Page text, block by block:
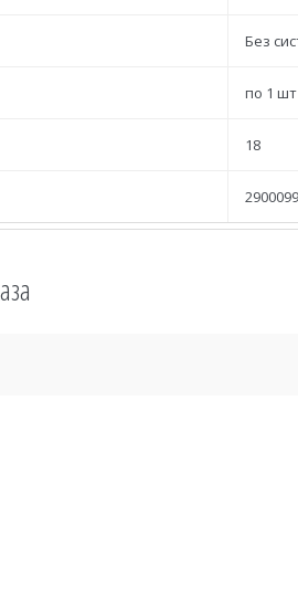
Без
по 1 шт
18